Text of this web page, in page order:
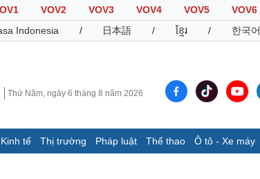
VOV2 VOV3 VOV4 VOV5 VOV6
Indonesia / 日本語 / ខ្មែរ / 한국어
Thứ Năm, ngày 6 tháng 8 năm 2026
Kinh tế Thị trường Pháp luật Thể thao Ô tô - Xe máy